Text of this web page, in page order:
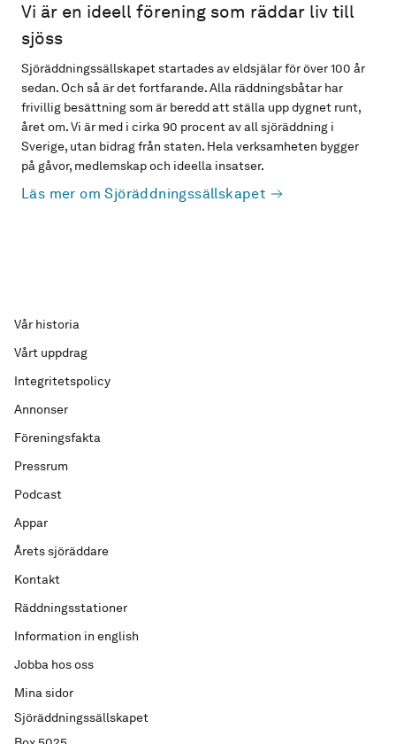
Vi är en ideell förening som räddar liv till
sjöss
Sjöräddningssällskapet startades av eldsjälar för över 100 år
sedan. Och så är det fortfarande. Alla räddningsbåtar har
frivillig besättning som är beredd att ställa upp dygnet runt,
året om. Vi är med i cirka 90 procent av all sjöräddning i
Sverige, utan bidrag från staten. Hela verksamheten bygger
på gåvor, medlemskap och ideella insatser.
Läs mer om Sjöräddningssällskapet
Sjöräddningssällskapet
Vår historia
Vårt uppdrag
Integritetspolicy
Annonser
Föreningsfakta
Pressrum
Podcast
Appar
Årets sjöräddare
Kontakt
Räddningsstationer
Information in english
Jobba hos oss
Mina sidor